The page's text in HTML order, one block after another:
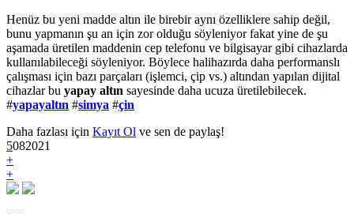
Henüz bu yeni madde altın ile birebir aynı özelliklere sahip değil,
bunu yapmanın şu an için zor olduğu söyleniyor fakat yine de şu
aşamada üretilen maddenin cep telefonu ve bilgisayar gibi cihazlarda
kullanılabileceği söyleniyor. Böylece halihazırda daha performanslı
çalışması için bazı parçaları (işlemci, çip vs.) altından yapılan dijital
cihazlar bu yapay altın sayesinde daha ucuza üretilebilecek.
#yapayaltın #simya #çin
Daha fazlası için Kayıt Ol ve sen de paylaş!
5082021
+
+